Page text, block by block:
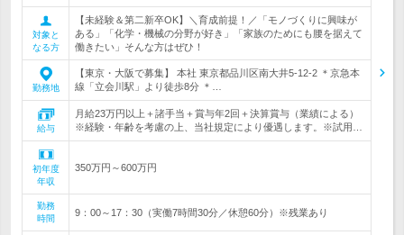
対象と
なる方
【未経験＆第二新卒OK】＼育成前提！／「モノづくりに興味が
ある」「化学・機械の分野が好き」「家族のためにも腰を据えて
働きたい」そんな方はぜひ！
勤務地
【東京・大阪で募集】 本社 東京都品川区南大井5-12-2 ＊京急本
線「立会川駅」より徒歩8分 ＊…
給与
月給23万円以上＋諸手当＋賞与年2回＋決算賞与（業績による）
※経験・年齢を考慮の上、当社規定により優遇します。※試用…
初年度
年収
350万円～600万円
勤務
時間
9：00～17：30（実働7時間30分／休憩60分）※残業あり